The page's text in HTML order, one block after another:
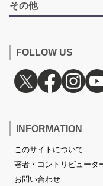
その他
FOLLOW US
INFORMATION
このサイトについて
著者・コントリビュータ
お問い合わせ